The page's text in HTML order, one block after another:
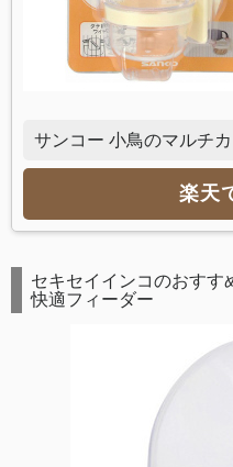
サンコー 小鳥のマルチ
楽天
セキセイインコのおすす
快適フィーダー